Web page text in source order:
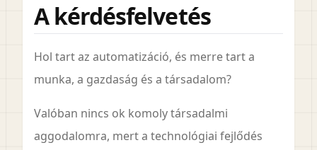
A kérdésfelvetés
Hol tart az automatizáció, és merre tart a
munka, a gazdaság és a társadalom?
Valóban nincs ok komoly társadalmi
aggodalomra, mert a technológiai fejlődés